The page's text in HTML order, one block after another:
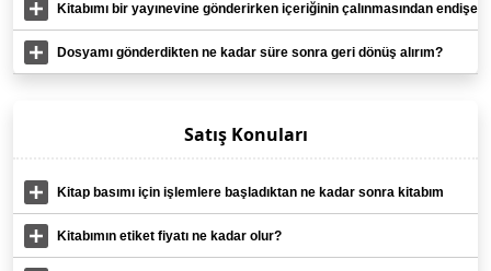
miyim?
Kitabımı bir yayınevine gönderirken içeriğinin çalınmasından endişe
ediyorum, ne yapmalıyım?
Dosyamı gönderdikten ne kadar süre sonra geri dönüş alırım?
Satış Konuları
Kitap basımı için işlemlere başladıktan ne kadar sonra kitabım
satışa sunulmuş olur?
Kitabımın etiket fiyatı ne kadar olur?